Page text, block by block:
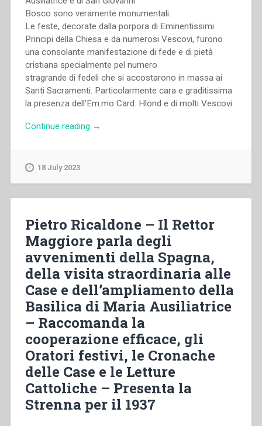
Bosco sono veramente monumentali.
Le feste, decorate dalla porpora di Eminentissimi
Principi della Chiesa e da numerosi Vescovi, furono
una consolante manifestazione di fede e di pietà
cristiana specialmente pel numero
stragrande di fedeli che si accostarono in massa ai
Santi Sacramenti. Particolarmente cara e graditissima
la presenza dell’Em.mo Card. Hlond e di molti Vescovi.
Continue reading “Pietro
Basilica
–
Il
Generale
XV
(suo
svolgimento,
sue
elezioni,
esposizione
del
1941)
–
L’insegnamento
→
18 July 2023
Pietro Ricaldone – Il Rettor
Maggiore parla degli
avvenimenti della Spagna,
della visita straordinaria alle
Case e dell’ampliamento della
Basilica di Maria Ausiliatrice
– Raccomanda la
cooperazione efficace, gli
Oratori festivi, le Cronache
delle Case e le Letture
Cattoliche – Presenta la
Strenna per il 1937